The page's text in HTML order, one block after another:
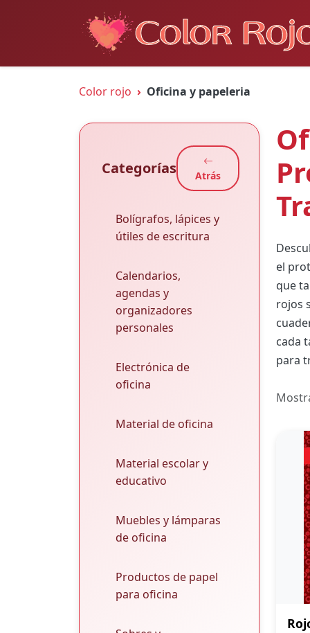
Color rojo Oficina y papeleria
Categorías Atrás
Bolígrafos, lápices y
útiles de escritura
Calendarios,
agendas y
organizadores
personales
Electrónica de
oficina
Material de oficina
Material escolar y
educativo
Muebles y lámparas
de oficina
Productos de papel
para oficina
el
que
rojos
cada
para